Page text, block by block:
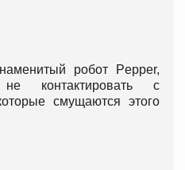
робот Pepper,
контактировать с
смущаются этого